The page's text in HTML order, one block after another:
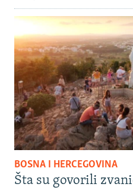
BOSNA I HERCEGOVINA
Šta su govorili